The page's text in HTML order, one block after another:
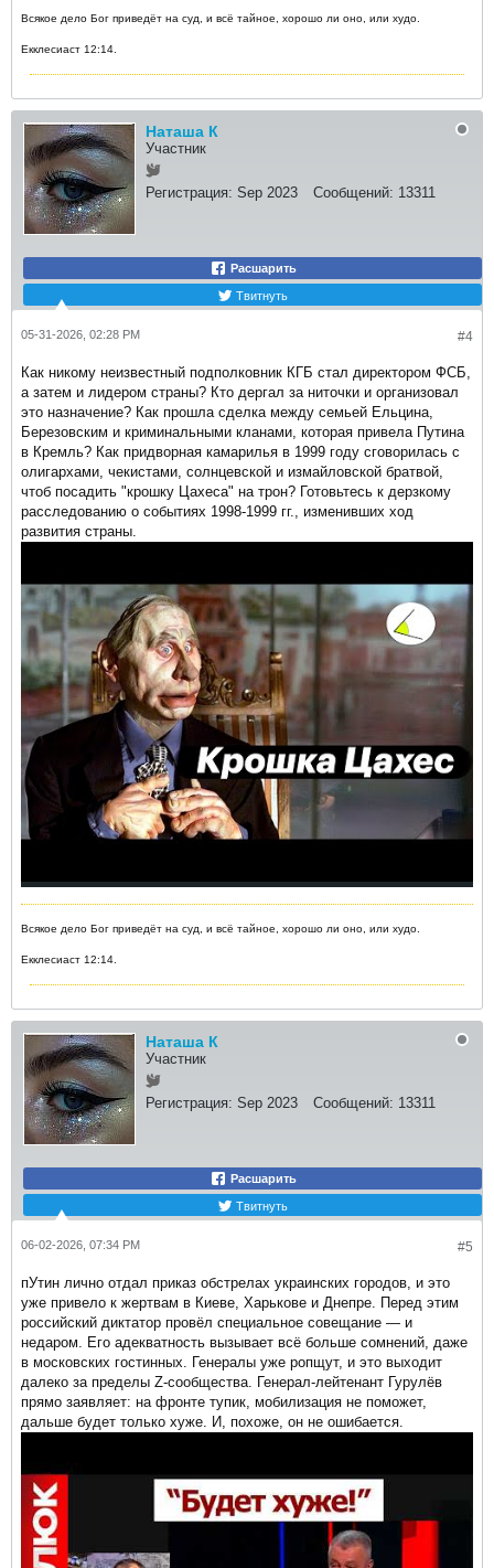
Всякое дело Бог приведёт на суд, и всё тайное, хорошо ли оно, или худо.
Екклесиаст 12:14.
Наташа К
Участник
Регистрация: Sep 2023 Сообщений: 13311
Расшарить
Твитнуть
#4
05-31-2026, 02:28 PM
Как никому неизвестный подполковник КГБ стал директором ФСБ,
а затем и лидером страны? Кто дергал за ниточки и организовал
это назначение? Как прошла сделка между семьей Ельцина,
Березовским и криминальными кланами, которая привела Путина
в Кремль? Как придворная камарилья в 1999 году сговорилась с
олигархами, чекистами, солнцевской и измайловской братвой,
чтоб посадить "крошку Цахеса" на трон? Готовьтесь к дерзкому
расследованию о событиях 1998-1999 гг., изменивших ход
развития страны.
Всякое дело Бог приведёт на суд, и всё тайное, хорошо ли оно, или худо.
Екклесиаст 12:14.
Наташа К
Участник
Регистрация: Sep 2023 Сообщений: 13311
Расшарить
Твитнуть
#5
06-02-2026, 07:34 PM
пУтин лично отдал приказ обстрелах украинских городов, и это
уже привело к жертвам в Киеве, Харькове и Днепре. Перед этим
российский диктатор провёл специальное совещание — и
недаром. Его адекватность вызывает всё больше сомнений, даже
в московских гостинных. Генералы уже ропщут, и это выходит
далеко за пределы Z-сообщества. Генерал-лейтенант Гурулёв
прямо заявляет: на фронте тупик, мобилизация не поможет,
дальше будет только хуже. И, похоже, он не ошибается.